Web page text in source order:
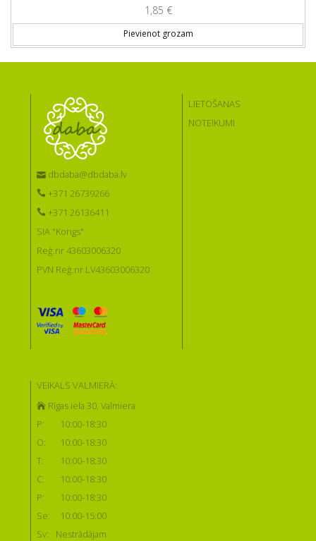
1,85 €
Pievienot grozam
dbdaba@dbdaba.lv
+371 26739266
+371 26136411
SIA "Kongs"
Reģ.nr 43603006320
PVN Reģ.nr LV43603006320
LIETOŠANAS
NOTEIKUMI
VEIKALS VALMIERĀ:
Rīgas iela 30, Valmiera
P:
10:00-18:30
O:
10:00-18:30
T:
10:00-18:30
C:
10:00-18:30
P:
10:00-18:30
Se:
10:00-15:00
Sv:
Nestrādājam